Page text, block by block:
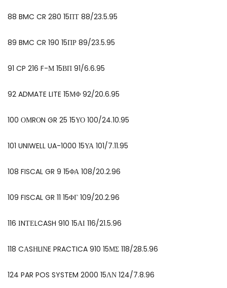
88 BMC CR 280 15ΠΤ 88/23.5.95
89 BMC CR 190 15ΠΡ 89/23.5.95
91 CP 216 F-Μ 15ΒΠ 91/6.6.95
92 ADMATE LITE 15ΜΦ 92/20.6.95
100 ΟΜRΟN GR 25 15ΥΟ 100/24.10.95
101 UNIWELL UA-1000 15ΥΑ 101/7.11.95
108 FISCAL GR 9 15ΦΑ 108/20.2.96
109 FISCAL GR 11 15ΦΓ 109/20.2.96
116 ΙNΤΕLCASH 910 15ΑΙ 116/21.5.96
118 CΑSΗLIΝE PRACTICA 910 15ΜΣ 118/28.5.96
124 PAR POS SYSTEM 2000 15ΛΝ 124/7.8.96